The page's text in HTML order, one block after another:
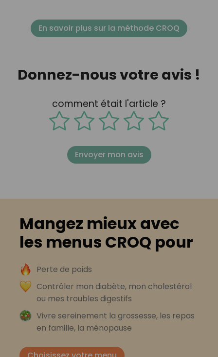
En savoir plus sur la méthode CROQ
Donnez-nous votre avis !
comment était l'article ?
Envoyer mon avis
Mangez mieux avec
les menus CROQ pour
Perte de poids
Contrôler mon diabète, mon cholestérol
ou mes troubles digestifs
Vivre sereinement la grossesse, les repas
en famille, la ménopause